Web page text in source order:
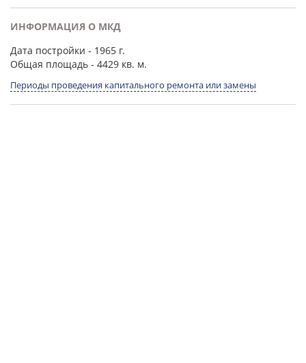
ИНФОРМАЦИЯ О МКД
Дата постройки - 1965 г.
Общая площадь - 4429 кв. м.
Периоды проведения капитального ремонта или замены